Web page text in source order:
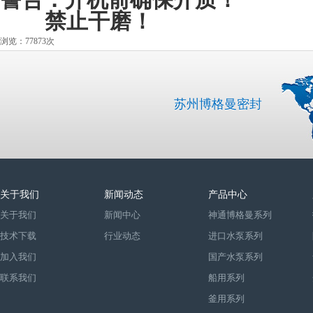
禁止干磨 ！
浏览：77873次
苏州博格曼密封
关于我们
关于我们
技术下载
加入我们
联系我们
新闻动态
新闻中心
行业动态
产品中心
神通博格曼系列
进口水泵系列
国产水泵系列
船用系列
釜用系列